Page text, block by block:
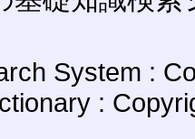
System :
: